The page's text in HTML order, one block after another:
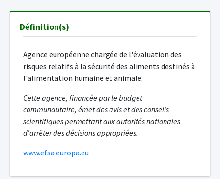
Définition(s)
Agence européenne chargée de l'évaluation des
risques relatifs à la sécurité des aliments destinés à
l'alimentation humaine et animale.
Cette agence, financée par le budget
communautaire, émet des avis et des conseils
scientifiques permettant aux autorités nationales
d'arrêter des décisions appropriées.
www.efsa.europa.eu